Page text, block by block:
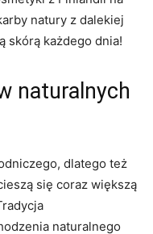
natury z dalekiej
skórą każdego dnia!
naturalnych
dlatego też
się coraz większą
naturalnego